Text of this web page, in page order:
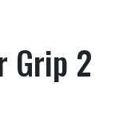
Grip 2